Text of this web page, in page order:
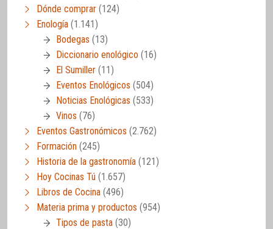
Dónde comprar (124)
Enología (1.141)
Bodegas (13)
Diccionario enológico (16)
El Sumiller (11)
Eventos Enológicos (504)
Noticias Enológicas (533)
Vinos (76)
Eventos Gastronómicos (2.762)
Formación (245)
Historia de la gastronomía (121)
Hoy Cocinas Tú (1.657)
Libros de Cocina (496)
Materia prima y productos (954)
Tipos de pasta (30)